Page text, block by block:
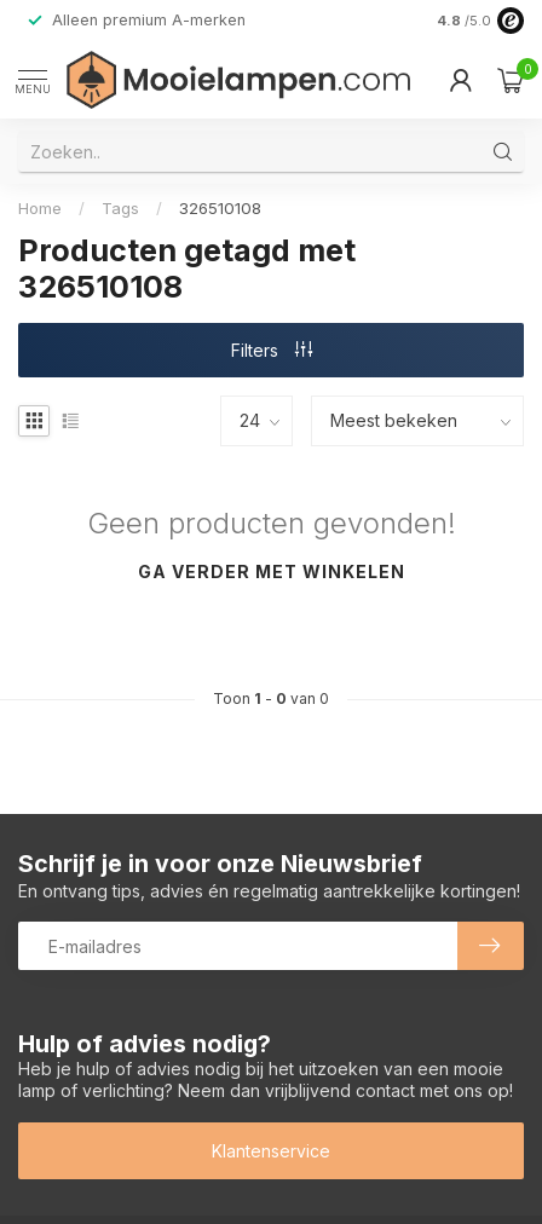
Alleen premium A-merken 4.8 /5.0
MENU
0
Home / Tags / 326510108
Producten getagd met
326510108
Filters
Geen producten gevonden!
GA VERDER MET WINKELEN
Toon 1 - 0 van 0
Hulp of advies nodig?
Heb je hulp of advies nodig bij het uitzoeken van een mooie
lamp of verlichting? Neem dan vrijblijvend contact met ons op!
Klantenservice
Schrijf je in voor onze Nieuwsbrief
En ontvang tips, advies én regelmatig aantrekkelijke kortingen!